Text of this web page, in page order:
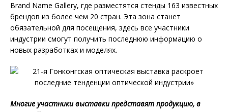
Brand Name Gallery, где разместятся стенды 163 известных
брендов из более чем 20 стран. Эта зона станет
обязательной для посещения, здесь все участники
индустрии смогут получить последнюю информацию о
новых разработках и моделях.
Многие участники выставки представят продукцию, в